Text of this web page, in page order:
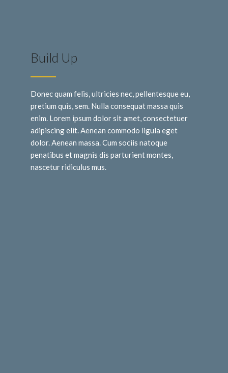
Build Up
Donec quam felis, ultricies nec, pellentesque eu,
pretium quis, sem. Nulla consequat massa quis
enim. Lorem ipsum dolor sit amet, consectetuer
adipiscing elit. Aenean commodo ligula eget
dolor. Aenean massa. Cum sociis natoque
penatibus et magnis dis parturient montes,
nascetur ridiculus mus.